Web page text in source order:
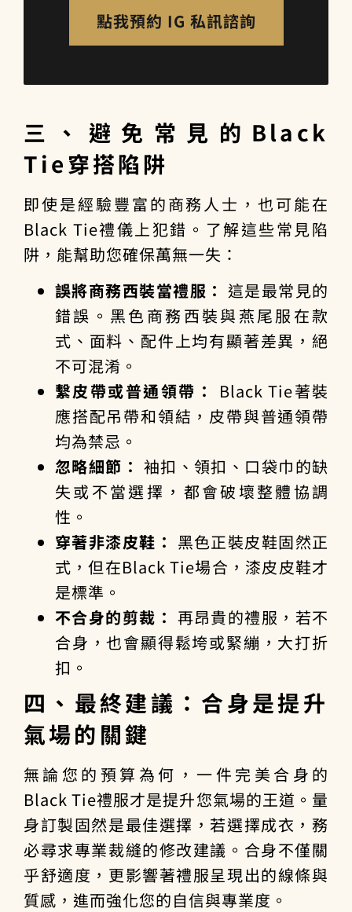
點我預約 IG 私訊諮詢
三、避免常見的Black
Tie穿搭陷阱
即使是經驗豐富的商務人士，也可能在
Black Tie禮儀上犯錯。了解這些常見陷
阱，能幫助您確保萬無一失：
誤將商務西裝當禮服： 這是最常見的
錯誤。黑色商務西裝與燕尾服在款
式、面料、配件上均有顯著差異，絕
不可混淆。
繫皮帶或普通領帶：
Black Tie著裝
應搭配吊帶和領結，皮帶與普通領帶
均為禁忌。
忽略細節： 袖扣、領扣、口袋巾的缺
失或不當選擇，都會破壞整體協調
性。
穿著非漆皮鞋： 黑色正裝皮鞋固然正
式，但在Black Tie場合，漆皮皮鞋才
是標準。
不合身的剪裁： 再昂貴的禮服，若不
合身，也會顯得鬆垮或緊繃，大打折
扣。
四、最終建議：合身是提升
氣場的關鍵
無論您的預算為何，一件完美合身的
Black Tie禮服才是提升您氣場的王道。量
身訂製固然是最佳選擇，若選擇成衣，務
必尋求專業裁縫的修改建議。合身不僅關
乎舒適度，更影響著禮服呈現出的線條與
質感，進而強化您的自信與專業度。